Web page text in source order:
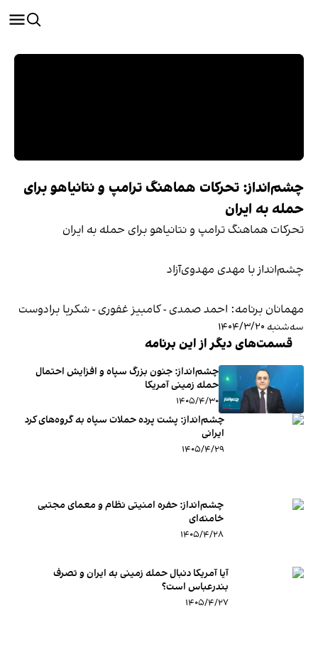
چشم‌انداز: تحرکات هماهنگ ترامپ و نتانیاهو برای
حمله به ایران
تحرکات هماهنگ ترامپ و نتانیاهو برای حمله به ایران
چشم‌انداز با مهدی مهدوی‌آزاد
مهمانان برنامه: احمد صمدی - کامبیز غفوری - شکریا برادوست
سه‌شنبه ۱۴۰۴/۳/۲۰
قسمت‌های دیگر از این برنامه
چشم‌انداز: جنون بزرگ سپاه و افزایش احتمال
حمله زمینی آمریکا
۱۴۰۵/۴/۳۰
چشم‌انداز: پشت پرده حملات سپاه به گروه‌های کرد
ایرانی
۱۴۰۵/۴/۲۹
چشم‌انداز: حفره امنیتی نظام و معمای مجتبی
خامنه‌ای
۱۴۰۵/۴/۲۸
آیا آمریکا دنبال حمله زمینی به ایران و تصرف
بندرعباس است؟
۱۴۰۵/۴/۲۷